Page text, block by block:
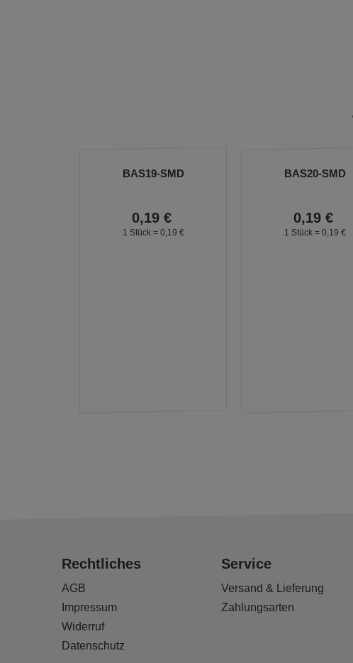
BAS19-SMD
0,19 €
1 Stück = 0, 19 €
BAS20-SMD
0,19 €
1 Stück = 0, 19 €
Rechtliches
AGB
Impressum
Widerruf
Datenschutz
Service
Versand & Lieferung
Zahlungsarten